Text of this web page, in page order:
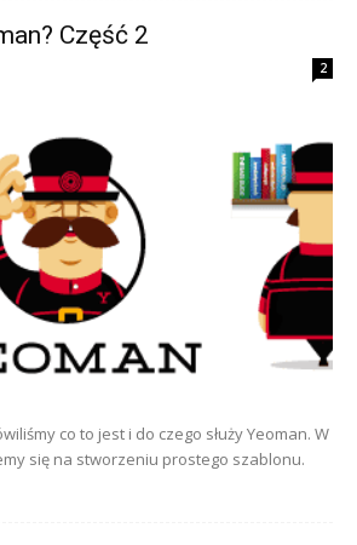
Część 2
2
co to jest i do czego służy Yeoman. W
się na stworzeniu prostego szablonu.